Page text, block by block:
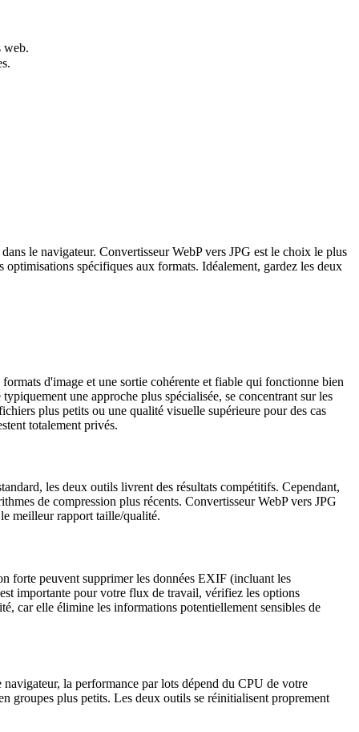
web.
le navigateur. Convertisseur WebP vers JPG est le choix le plus
spécifiques aux formats. Idéalement, gardez les deux
d'image et une sortie cohérente et fiable qui fonctionne bien
une approche plus spécialisée, se concentrant sur les
plus petits ou une qualité visuelle supérieure pour des cas
totalement privés.
les deux outils livrent des résultats compétitifs. Cependant,
de compression plus récents. Convertisseur WebP vers JPG
meilleur rapport taille/qualité.
forte peuvent supprimer les données EXIF (incluant les
importante pour votre flux de travail, vérifiez les options
car elle élimine les informations potentiellement sensibles de
la performance par lots dépend du CPU de votre
groupes plus petits. Les deux outils se réinitialisent proprement